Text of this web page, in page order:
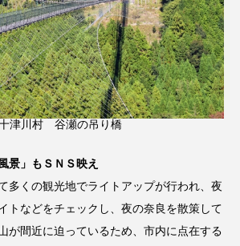
津川村 谷瀬の吊り橋
景」もＳＮＳ映え
多くの観光地でライトアップが行われ、夜
トなどをチェックし、夜の奈良を散策して
が間近に迫っているため、市内に点在する